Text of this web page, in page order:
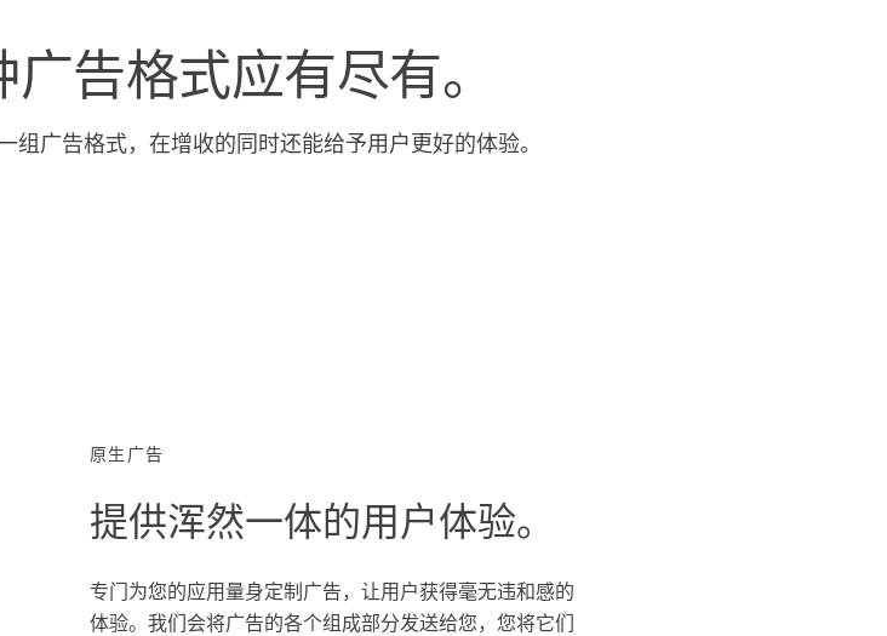
告格式应有尽有。
广告格式，在增收的同时还能给予用户更好的体验。
原生广告
提供浑然一体的用户体验。
专门为您的应用量身定制广告，让用户获得毫无违和感的
体验。我们会将广告的各个组成部分发送给您，您将它们